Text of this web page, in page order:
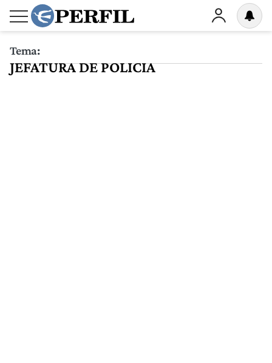
Tema:
JEFATURA DE POLICIA